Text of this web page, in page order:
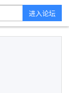
进入论坛